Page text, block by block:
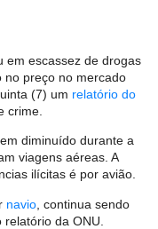
em escassez de drogas
no preço no mercado
(7) um relatório do
crime.
diminuído durante a
viagens aéreas. A
ilícitas é por avião.
navio , continua sendo
da ONU.